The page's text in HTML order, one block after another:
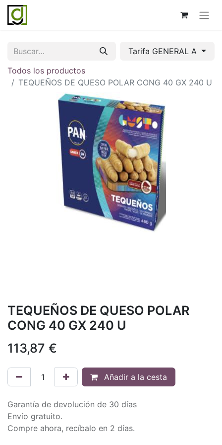
Tarifa GENERAL A
Todos los productos
TEQUEÑOS DE QUESO POLAR CONG 40 GX 240 U
TEQUEÑOS DE QUESO POLAR
CONG 40 GX 240 U
113,87 €
Añadir a la cesta
Garantía de devolución de 30 días
Envío gratuito.
Compre ahora, recíbalo en 2 días.